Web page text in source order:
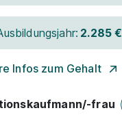
2.285 €
Infos zum Gehalt
frau